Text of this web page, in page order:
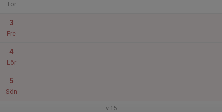
Tor
3
Fre
4
Lör
5
Sön
v.15